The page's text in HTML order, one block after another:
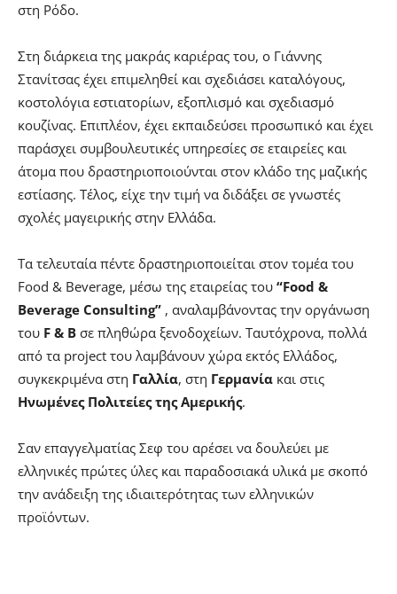
στη Ρόδο.
Στη διάρκεια της μακράς καριέρας του, ο Γιάννης
Στανίτσας έχει επιμεληθεί και σχεδιάσει καταλόγους,
κοστολόγια εστιατορίων, εξοπλισμό και σχεδιασμό
κουζίνας. Επιπλέον, έχει εκπαιδεύσει προσωπικό και έχει
παράσχει συμβουλευτικές υπηρεσίες σε εταιρείες και
άτομα που δραστηριοποιούνται στον κλάδο της μαζικής
εστίασης. Τέλος, είχε την τιμή να διδάξει σε γνωστές
σχολές μαγειρικής στην Ελλάδα.
Τα τελευταία πέντε δραστηριοποιείται στον τομέα του
Food & Beverage, μέσω της εταιρείας του “Food &
Beverage Consulting” , αναλαμβάνοντας την οργάνωση
του F & B σε πληθώρα ξενοδοχείων. Ταυτόχρονα, πολλά
από τα project του λαμβάνουν χώρα εκτός Ελλάδος,
συγκεκριμένα στη Γαλλία, στη Γερμανία και στις
Ηνωμένες Πολιτείες της Αμερικής.
Σαν επαγγελματίας Σεφ του αρέσει να δουλεύει με
ελληνικές πρώτες ύλες και παραδοσιακά υλικά με σκοπό
την ανάδειξη της ιδιαιτερότητας των ελληνικών
προϊόντων.